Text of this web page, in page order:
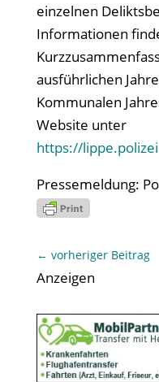
einzelnen
Informationen
ausführlichen
Kommunalen
Website unter
https://
Pressemeldung:
← vorheriger Beitrag
Anzeigen